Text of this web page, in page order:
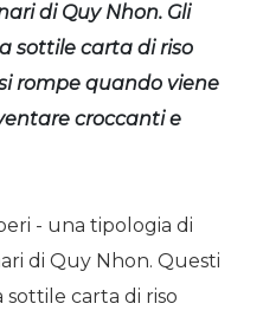
di Quy Nhon. Gli
sottile carta di riso
rompe quando viene
croccanti e
- una tipologia di
di Quy Nhon. Questi
carta di riso